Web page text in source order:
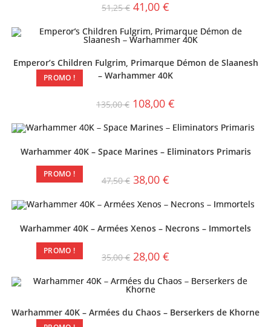
51,25€ 41,00 €
PROMO !
Emperor’s Children Fulgrim, Primarque Démon de Slaanesh
– Warhammer 40K
135,00€ 108,00 €
PROMO !
Warhammer 40K – Space Marines – Eliminators Primaris
47,50€ 38,00 €
PROMO !
Warhammer 40K – Armées Xenos – Necrons – Immortels
35,00€ 28,00 €
Warhammer 40K – Armées du Chaos – Berserkers de Khorne